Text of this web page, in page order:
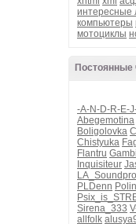
интересные
компьютеры
мотоциклы
Постоянные
-A-N-D-R-E-
Abegemotina
Boligolovka
Chistyuka
Flantru
Inquisiteur
PLDenn
Sirena_333
allfolk